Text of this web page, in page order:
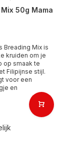
50g Mama
Breading Mix is
kruiden om je
op smaak te
Filipijnse stijl.
voor een
en